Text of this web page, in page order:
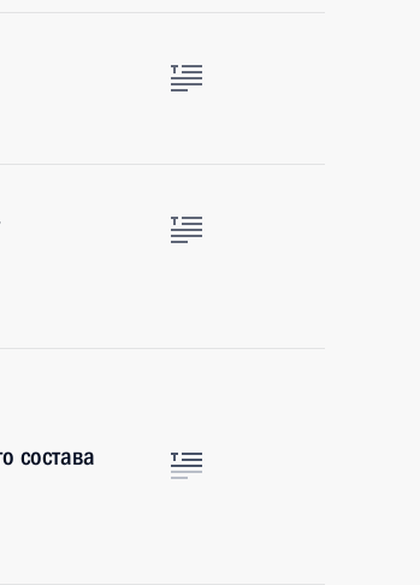
состава